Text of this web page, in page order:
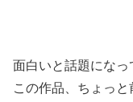
面白いと話題になっ
この作品、ちょっ